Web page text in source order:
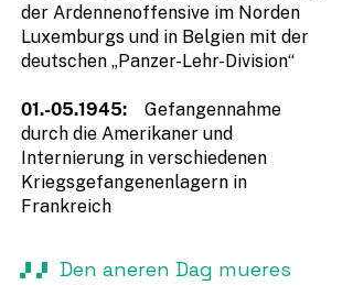
der Ardennenoffensive im Norden
Luxemburgs und in Belgien mit der
deutschen „Panzer-Lehr-Division“
01.-05.1945: Gefangennahme
durch die Amerikaner und
Internierung in verschiedenen
Kriegsgefangenenlagern in
Frankreich
Den aneren Dag mueres